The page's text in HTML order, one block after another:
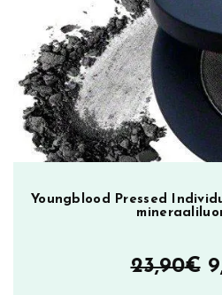
Youngblood Pressed
23,90€